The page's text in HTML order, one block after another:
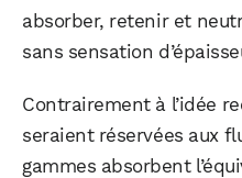
absorber, retenir et
sans sensation
Contrairement à l’idée
seraient réservées aux
gammes absorbent